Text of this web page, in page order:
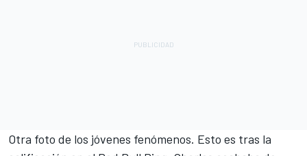
Otra foto de los jóvenes fenómenos. Esto es tras la